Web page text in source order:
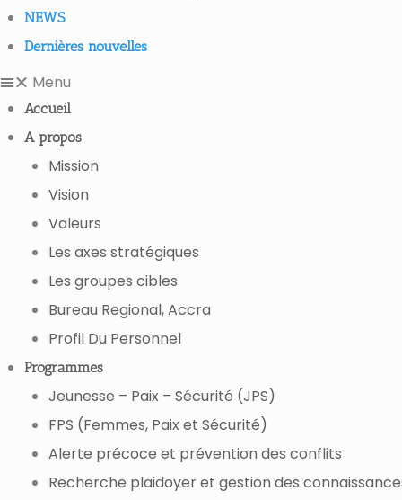
NEWS
Dernières nouvelles
Menu
Accueil
A propos
Mission
Vision
Valeurs
Les axes stratégiques
Les groupes cibles
Bureau Regional, Accra
Profil Du Personnel
Programmes
Jeunesse – Paix – Sécurité (JPS)
FPS (Femmes, Paix et Sécurité)
Alerte précoce et prévention des conflits
Recherche plaidoyer et gestion des